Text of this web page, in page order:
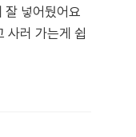
잘 넣어뒀어요
사러 가는게 쉽